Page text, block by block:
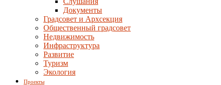
Документы
Градсовет и Архсекция
Общественный градсовет
Недвижимость
Инфраструктура
Развитие
Туризм
Экология
Проекты